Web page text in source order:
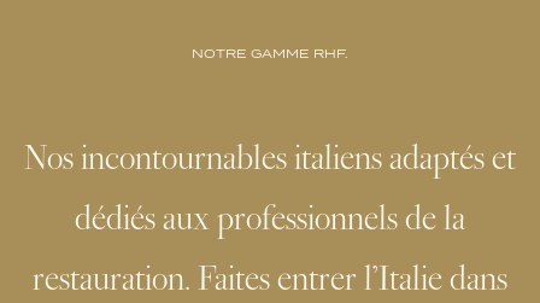
NOTRE GAMME RHF.
Nos incontournables italiens adaptés et
dédiés aux professionnels de la
restauration. Faites entrer l’Italie dans